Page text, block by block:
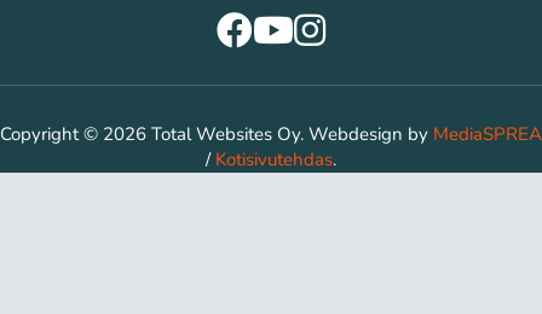
Copyright © 2026 Total Websites Oy. Webdesign by MediaSPREA
/ Kotisivutehdas.